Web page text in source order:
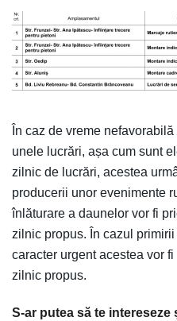
În caz de vreme
unele lucrări, așa cum sunt
zilnic de lucrări, acestea
producerii unor evenimente
înlăturare a daunelor vor fi
zilnic propus. În cazul
caracter urgent acestea vor
zilnic propus.
S-ar putea să te intereseze